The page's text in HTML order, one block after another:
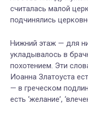
считалась малой
подчинялись
Нижний этаж — для
укладывалось в
похотением. Эти
Иоанна Златоуста
— в греческом
есть ‘желание’,